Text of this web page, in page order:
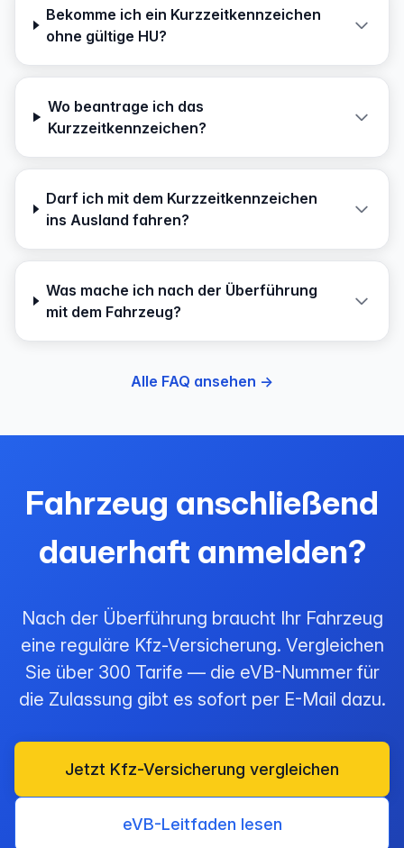
Bekomme ich ein Kurzzeitkennzeichen
ohne gültige HU?
Wo beantrage ich das
Kurzzeitkennzeichen?
Darf ich mit dem Kurzzeitkennzeichen
ins Ausland fahren?
Was mache ich nach der Überführung
mit dem Fahrzeug?
Alle FAQ ansehen →
Fahrzeug anschließend
dauerhaft anmelden?
Nach der Überführung braucht Ihr Fahrzeug
eine reguläre Kfz-Versicherung. Vergleichen
Sie über 300 Tarife — die eVB-Nummer für
die Zulassung gibt es sofort per E-Mail dazu.
Jetzt Kfz-Versicherung vergleichen
eVB-Leitfaden lesen